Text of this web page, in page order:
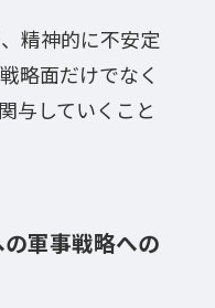
精神的に不安定
略面だけでなく
与していくこと
軍事戦略への